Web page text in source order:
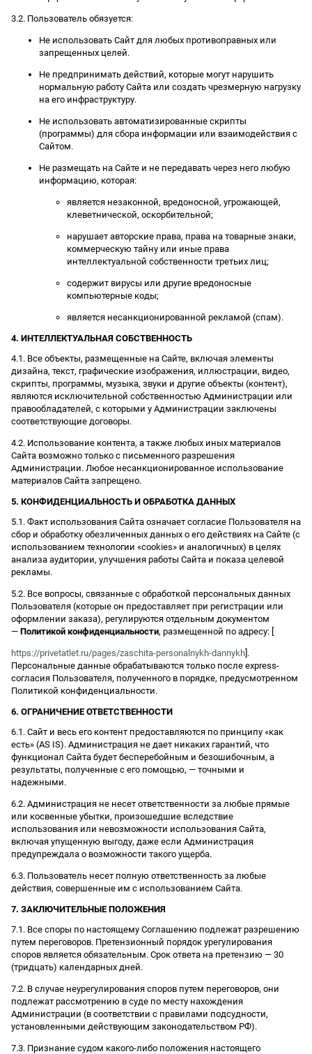
3.2. Пользователь обязуется:
Не использовать Сайт для любых противоправных или
запрещенных целей.
Не предпринимать действий, которые могут нарушить
нормальную работу Сайта или создать чрезмерную нагрузку
на его инфраструктуру.
Не использовать автоматизированные скрипты
(программы) для сбора информации или взаимодействия с
Сайтом.
Не размещать на Сайте и не передавать через него любую
информацию, которая:
является незаконной, вредоносной, угрожающей,
клеветнической, оскорбительной;
нарушает авторские права, права на товарные знаки,
коммерческую тайну или иные права
интеллектуальной собственности третьих лиц;
содержит вирусы или другие вредоносные
компьютерные коды;
является несанкционированной рекламой (спам).
4. ИНТЕЛЛЕКТУАЛЬНАЯ СОБСТВЕННОСТЬ
4.1. Все объекты, размещенные на Сайте, включая элементы
дизайна, текст, графические изображения, иллюстрации, видео,
скрипты, программы, музыка, звуки и другие объекты (контент),
являются исключительной собственностью Администрации или
правообладателей, с которыми у Администрации заключены
соответствующие договоры.
4.2. Использование контента, а также любых иных материалов
Сайта возможно только с письменного разрешения
Администрации. Любое несанкционированное использование
материалов Сайта запрещено.
5. КОНФИДЕНЦИАЛЬНОСТЬ И ОБРАБОТКА ДАННЫХ
5.1. Факт использования Сайта означает согласие Пользователя на
сбор и обработку обезличенных данных о его действиях на Сайте (с
использованием технологии «cookies» и аналогичных) в целях
анализа аудитории, улучшения работы Сайта и показа целевой
рекламы.
5.2. Все вопросы, связанные с обработкой персональных данных
Пользователя (которые он предоставляет при регистрации или
оформлении заказа), регулируются отдельным документом
— Политикой конфиденциальности, размещенной по адресу: [
https://privetatlet.ru/pages/zaschita-personalnykh-dannykh ].
Персональные данные обрабатываются только после express-
согласия Пользователя, полученного в порядке, предусмотренном
Политикой конфиденциальности.
6. ОГРАНИЧЕНИЕ ОТВЕТСТВЕННОСТИ
6.1. Сайт и весь его контент предоставляются по принципу «как
есть» (AS IS). Администрация не дает никаких гарантий, что
функционал Сайта будет бесперебойным и безошибочным, а
результаты, полученные с его помощью, — точными и
надежными.
6.2. Администрация не несет ответственности за любые прямые
или косвенные убытки, произошедшие вследствие
использования или невозможности использования Сайта,
включая упущенную выгоду, даже если Администрация
предупреждала о возможности такого ущерба.
6.3. Пользователь несет полную ответственность за любые
действия, совершенные им с использованием Сайта.
7. ЗАКЛЮЧИТЕЛЬНЫЕ ПОЛОЖЕНИЯ
7.1. Все споры по настоящему Соглашению подлежат разрешению
путем переговоров. Претензионный порядок урегулирования
споров является обязательным. Срок ответа на претензию — 30
(тридцать) календарных дней.
7.2. В случае неурегулирования споров путем переговоров, они
подлежат рассмотрению в суде по месту нахождения
Администрации (в соответствии с правилами подсудности,
установленными действующим законодательством РФ).
7.3. Признание судом какого-либо положения настоящего